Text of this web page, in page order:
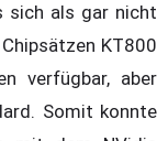
sich als gar nicht
KT800
verfügbar, aber
Somit konnte